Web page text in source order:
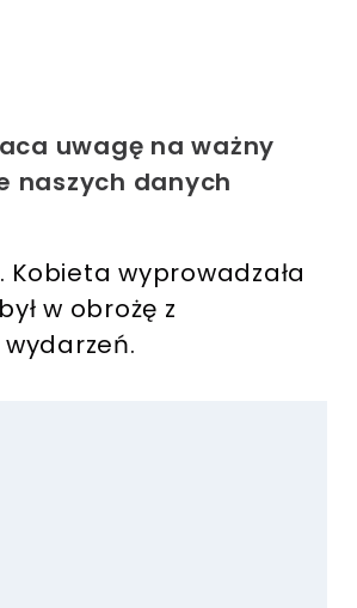
uwagę na ważny
naszych danych
wyprowadzała
w obrożę z